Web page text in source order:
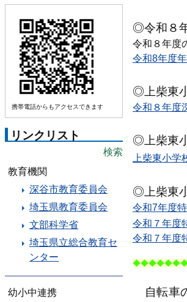
携帯電話からもアクセスできます
リンクリスト
検索
教育機関
深谷市教育委員会
埼玉県教育委員会
文部科学省
埼玉県立総合教育セ
ンター
幼小中連携
◎令和８
令和８年度
令和8年度
◎上柴東
令和８年度
◎上柴東
上柴東小
◎上柴東
令和7年度
令和７年度
令和７年度
◆◆◆◆◆◆
自転車